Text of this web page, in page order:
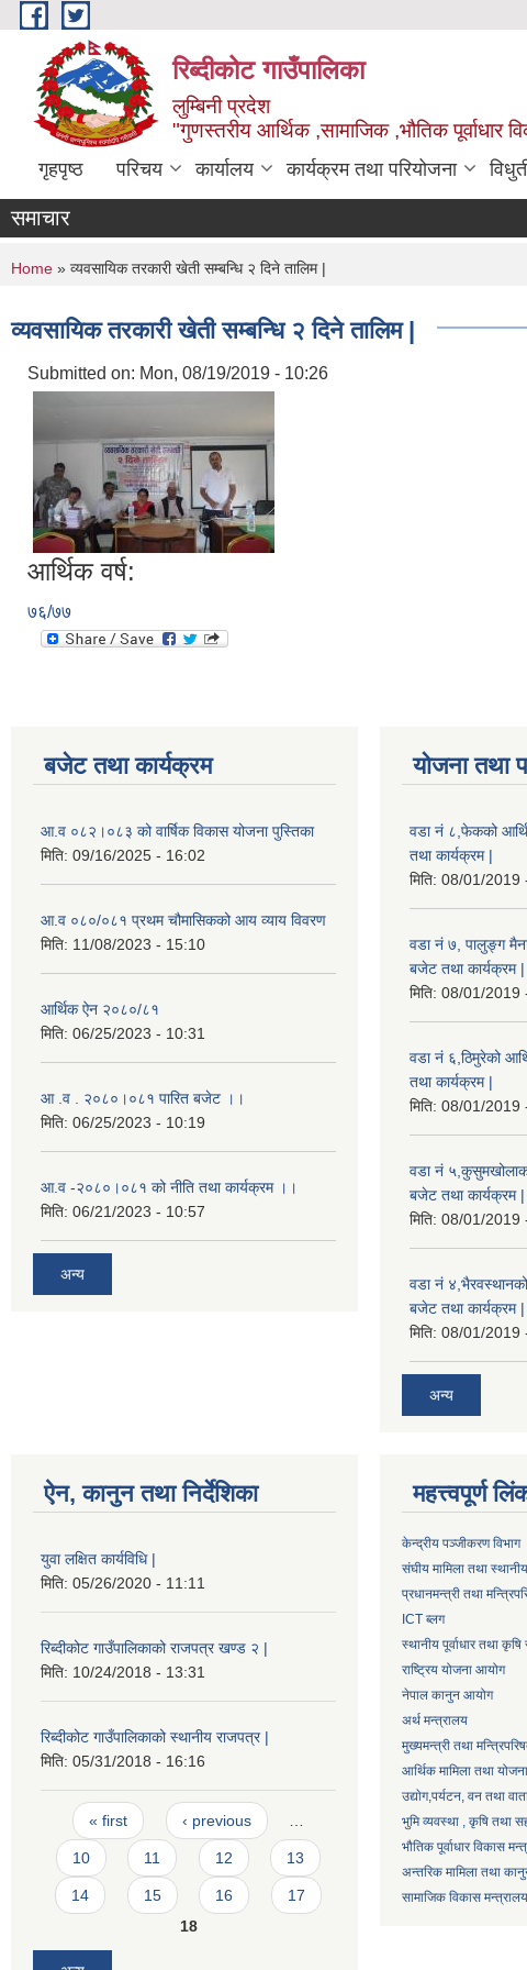
Skip to main content
रिब्दीकोट गाउँपालिका
लुम्बिनी प्रदेश
"गुणस्तरीय आर्थिक ,सामाजिक ,भौतिक पूर्वाधार
गृहपृष्ठ परिचय कार्यालय कार्यक्रम तथा परियोजना
समाचार
You are here
Home » व्यवसायिक तरकारी खेती सम्बन्धि २ दिने तालिम |
व्यवसायिक तरकारी खेती सम्बन्धि २ दिने तालिम |
Submitted on: Mon, 08/19/2019 - 10:26
आर्थिक वर्ष:
७६/७७
बजेट तथा कार्यक्रम
आ.व ०८२।०८३ को वार्षिक विकास योजना पुस्तिका
मिति: 09/16/2025 - 16:02
आ.व ०८०/०८१ प्रथम चौमासिकको आय व्याय विवरण
मिति: 11/08/2023 - 15:10
आर्थिक ऐन २०८०/८१
मिति: 06/25/2023 - 10:31
आ .व . २०८०।०८१ पारित बजेट ।।
मिति: 06/25/2023 - 10:19
आ.व -२०८०।०८१ को नीति तथा कार्यक्रम ।।
मिति: 06/21/2023 - 10:57
अन्य
योजना तथा
वडा नं ८,फेकको
तथा कार्यक्रम |
मिति: 08/01/2019
वडा नं ७, पालुङ्ग
बजेट तथा कार्यक्रम |
मिति: 08/01/2019
वडा नं ६,ठिमुरेको
तथा कार्यक्रम |
मिति: 08/01/2019
वडा नं
बजेट तथा कार्यक्रम |
मिति: 08/01/2019
वडा नं
बजेट तथा कार्यक्रम |
मिति: 08/01/2019
अन्य
ऐन, कानुन तथा निर्देशिका
युवा लक्षित कार्यविधि |
मिति: 05/26/2020 - 11:11
रिब्दीकोट गाउँपालिकाको राजपत्र खण्ड २ |
मिति: 10/24/2018 - 13:31
रिब्दीकोट गाउँपालिकाको स्थानीय राजपत्र |
मिति: 05/31/2018 - 16:16
Pages
« first ‹ previous
10 11 12 13
14 15 16
17
18
महत्त्वपूर्ण
केन्द्रीय पञ्जीकरण विभाग
संघीय मामिला तथा
प्रधानमन्त्री तथा
ICT ब्लग
स्थानीय पूर्वाधार तथा
राष्ट्रिय योजना आयोग
नेपाल कानुन आयोग
अर्थ मन्त्रालय
मुख्यमन्त्री तथा
आर्थिक मामिला तथा
उद्याेग,पर्यटन, वन तथा
भुमि व्यवस्था , कृषि तथा
भौतिक पूर्वाधार विकास
अन्तरिक मामिला तथा
सामाजिक विकास